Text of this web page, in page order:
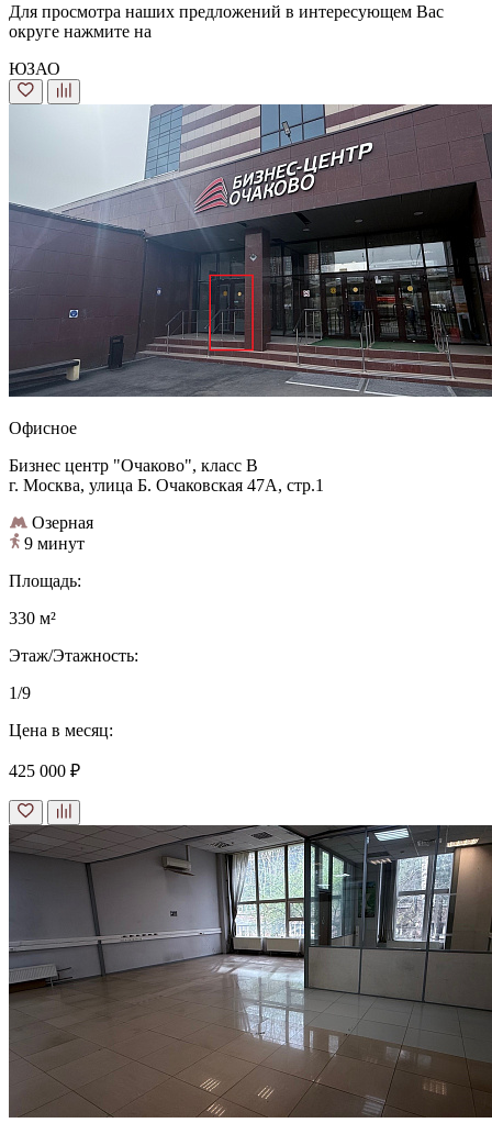
Для просмотра наших предложений в интересующем Вас
округе нажмите на
ЮЗАО
Офисное
Бизнес центр "Очаково", класс B
г. Москва, улица Б. Очаковская 47А, стр.1
Озерная
9 минут
Площадь:
330 м²
Этаж/Этажность:
1/9
Цена в месяц:
425 000 ₽